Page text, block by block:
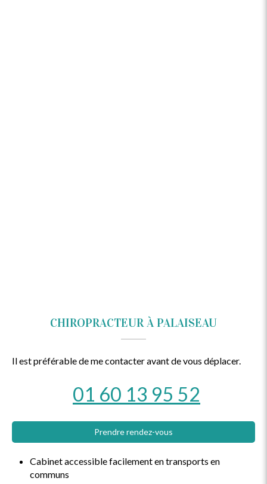
CHIROPRACTEUR À PALAISEAU
Il est préférable de me contacter avant de vous déplacer.
01 60 13 95 52
Prendre rendez-vous
Cabinet accessible facilement en transports en
communs